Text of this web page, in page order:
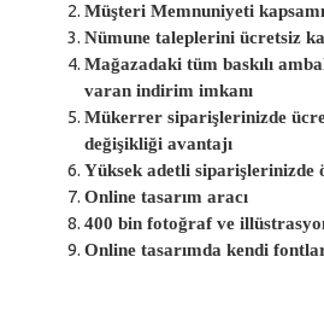
Müşteri Memnuniyeti
Nümune taleplerini ücretsiz
Mağazadaki tüm baskılı
varan indirim imkanı
Mükerrer siparişlerinizde
değişikliği avantajı
Yüksek adetli siparişlerinizde
Online tasarım aracı
400 bin fotoğraf ve
Online tasarımda kendi